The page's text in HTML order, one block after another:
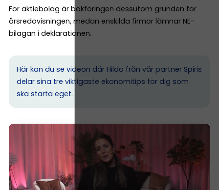
För aktiebolag är bokföringen dessutom grunden för
årsredovisningen, medan enskilda firmor lämnar NE-
bilagan i deklarationen.
Här kan du se videon där Hilda från vår partner Spiris
delar sina tre viktigaste ekonomitips för dig som
ska starta eget.